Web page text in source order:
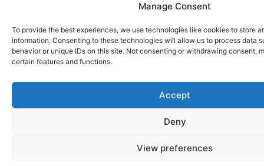
Manage Consent
To provide the best experiences, we use technologies like cookies to store
information. Consenting to these technologies will allow us to process data
behavior or unique IDs on this site. Not consenting or withdrawing consent,
certain features and functions.
Accept
Deny
View preferences